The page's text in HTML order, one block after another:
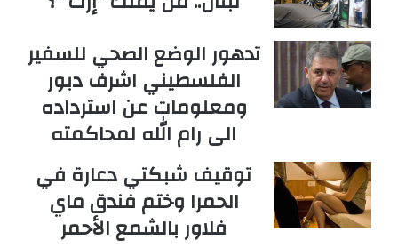
تدهور الوضع الصحي للسفير
الفلسطيني اشرف دبور
ومعلومات عن استرداده
الى رام الله لمحاكمته
توقيف شبكتي دعارة في
الحمرا وختم فندق ماي
فلاور بالشمع الأحمر